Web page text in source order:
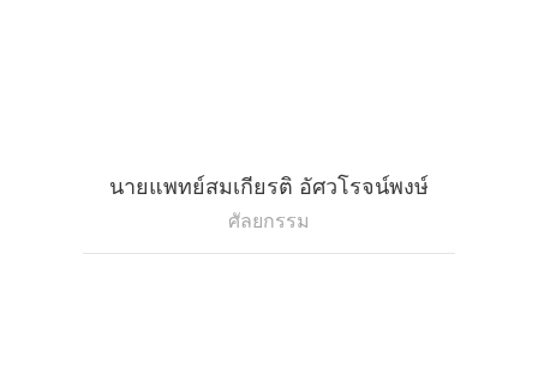
นายแพทย์สมเกียรติ อัศวโรจน์พงษ์
ศัลยกรรม